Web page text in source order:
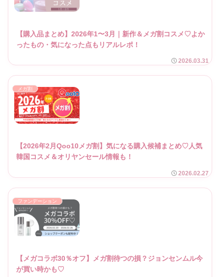
【購入品まとめ】2026年1〜3月｜新作＆メガ割コスメ♡よか
ったもの・気になった点もリアルレポ！
2026.03.31
メガ割
【2026年2月Qoo10メガ割】気になる購入候補まとめ♡人気
韓国コスメ＆オリヤンセール情報も！
2026.02.27
ファンデーション
【メガコラボ30％オフ】メガ割待つの損？ジョンセンムル今
が買い時かも♡